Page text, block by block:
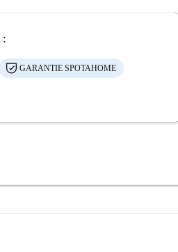
:
GARANTIE SPOTAHOME